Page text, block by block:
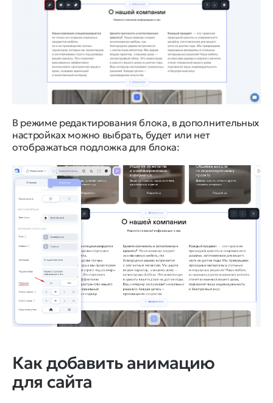
В режиме редактирования блока, в дополнительных
настройках можно выбрать, будет или нет
отображаться подложка для блока:
Как добавить анимацию
для сайта